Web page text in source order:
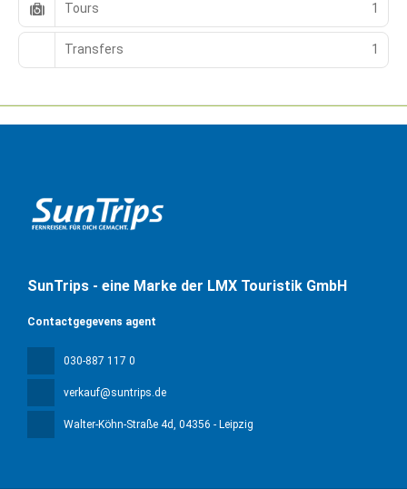
Tours 1
Transfers 1
SunTrips - eine Marke der LMX Touristik GmbH
Contactgegevens agent
030-887 117 0
verkauf@suntrips.de
Walter-Köhn-Straße 4d , 04356 - Leipzig